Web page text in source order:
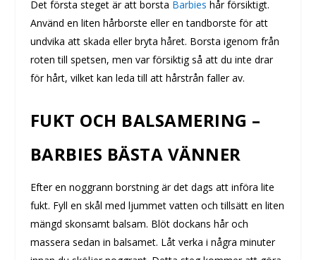
Det första steget är att borsta Barbies hår försiktigt.
Använd en liten hårborste eller en tandborste för att
undvika att skada eller bryta håret. Borsta igenom från
roten till spetsen, men var försiktig så att du inte drar
för hårt, vilket kan leda till att hårstrån faller av.
FUKT OCH BALSAMERING –
BARBIES BÄSTA VÄNNER
Efter en noggrann borstning är det dags att införa lite
fukt. Fyll en skål med ljummet vatten och tillsätt en liten
mängd skonsamt balsam. Blöt dockans hår och
massera sedan in balsamet. Låt verka i några minuter